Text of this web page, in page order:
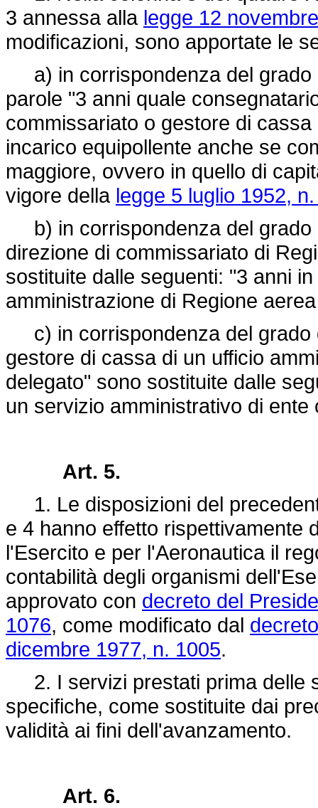
3 annessa alla legge 12
modificazioni, sono apportate le
a) in corrispondenza del grado
parole "3 anni quale
commissariato o gestore di
incarico equipollente anche se
maggiore, ovvero in quello di
vigore della legge 5 luglio 1952,
b) in corrispondenza del grado
direzione di commissariato di
sostituite dalle seguenti: "3 anni
amministrazione di Regione
c) in corrispondenza del grado
gestore di cassa di un ufficio
delegato" sono sostituite dalle
un servizio amministrativo di ente
Art. 5.
1. Le disposizioni del
e 4 hanno effetto rispettivamente
l'Esercito e per l'Aeronautica il
contabilità degli organismi
approvato con decreto del
1076, come modificato dal
dicembre 1977, n. 1005.
2. I servizi prestati prima delle
specifiche, come sostituite dai
validità ai fini dell'avanzamento.
Art. 6.